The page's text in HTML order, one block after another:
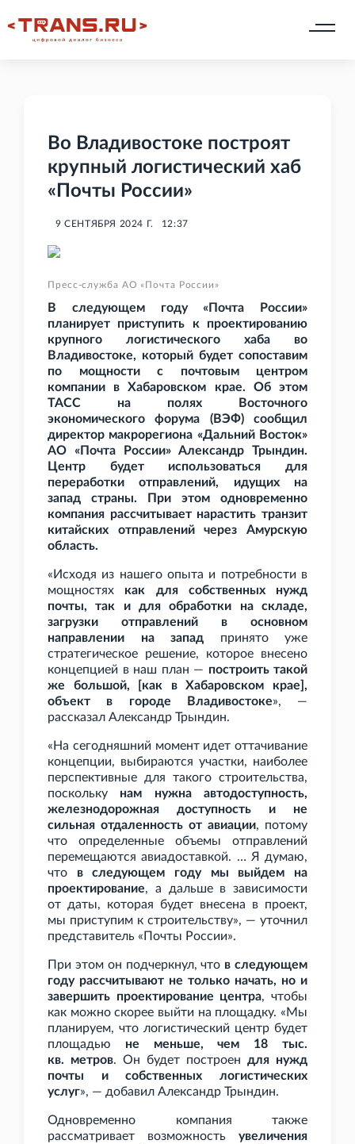
Во Владивостоке построят
крупный логистический хаб
«Почты России»
9 СЕНТЯБРЯ 2024 Г. 12:37
Пресс-служба АО «Почта России»
В следующем году «Почта России»
планирует приступить к проектированию
крупного логистического хаба во
Владивостоке, который будет сопоставим
по мощности с почтовым центром
компании в Хабаровском крае. Об этом
ТАСС на полях Восточного
экономического форума (ВЭФ) сообщил
директор макрорегиона «Дальний Восток»
АО «Почта России» Александр Трындин.
Центр будет использоваться для
переработки отправлений, идущих на
запад страны. При этом одновременно
компания рассчитывает нарастить транзит
китайских отправлений через Амурскую
область.
«Исходя из нашего опыта и потребности в
мощностях как для собственных нужд
почты, так и для обработки на складе,
загрузки отправлений в основном
направлении на запад принято уже
стратегическое решение, которое внесено
концепцией в наш план — построить такой
же большой, [как в Хабаровском крае],
объект в городе Владивостоке», —
рассказал Александр Трындин.
«На сегодняшний момент идет оттачивание
концепции, выбираются участки, наиболее
перспективные для такого строительства,
поскольку нам нужна автодоступность,
железнодорожная доступность и не
сильная отдаленность от авиации, потому
что определенные объемы отправлений
перемещаются авиадоставкой. … Я думаю,
что в следующем году мы выйдем на
проектирование, а дальше в зависимости
от даты, которая будет внесена в проект,
мы приступим к строительству», — уточнил
представитель «Почты России».
При этом он подчеркнул, что в следующем
году рассчитывают не только начать, но и
завершить проектирование центра, чтобы
как можно скорее выйти на площадку. «Мы
планируем, что логистический центр будет
площадью не меньше, чем 18
тыс.
кв.
метров. Он будет построен для нужд
почты и собственных логистических
услуг», — добавил Александр Трындин.
Одновременно компания также
рассматривает возможность увеличения